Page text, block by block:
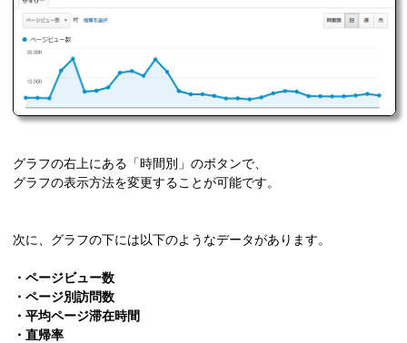
グラフの右上にある「時間別」のボタンで、
グラフの表示方法を変更することが可能です。
次に、グラフの下には以下のようなデータがあります。
・ページビュー数
・ページ別訪問数
・平均ページ滞在時間
・直帰率